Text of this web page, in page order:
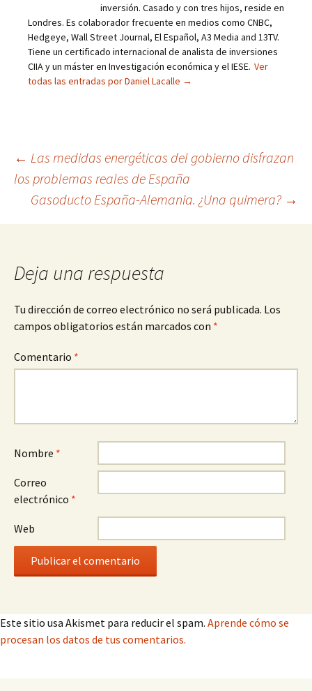
inversión. Casado y con tres hijos, reside en
Londres. Es colaborador frecuente en medios como CNBC,
Hedgeye, Wall Street Journal, El Español, A3 Media and 13TV.
Tiene un certificado internacional de analista de inversiones
CIIA y un máster en Investigación económica y el IESE. Ver
todas las entradas por Daniel Lacalle →
Navegación
de
← Las medidas energéticas del gobierno disfrazan
los problemas reales de España
Gasoducto España-Alemania. ¿Una quimera? →
Deja una respuesta
Tu dirección de correo electrónico no será publicada. Los
campos obligatorios están marcados con *
Comentario *
Nombre *
Correo
electrónico *
Web
Este sitio usa Akismet para reducir el spam. Aprende cómo se
procesan los datos de tus comentarios.